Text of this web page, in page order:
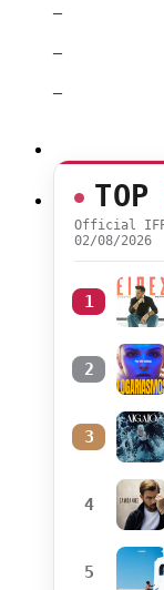
–
–
–
TOP
Official
02/08/2026
1
2
3
4
5